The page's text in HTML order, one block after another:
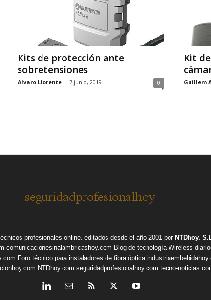
Kits de protección ante
sobretensiones
Alvaro Llorente - 7 junio, 2019 0
Kit
Guillem
profesionales online, editados desde el año 2001 por NTDhoy,
comunicacionesinalambricashoy.com Blog de tecnología Wireless
Foro técnico para instaladores de fibra óptica
NTDhoy.com seguridadprofesionalhoy.com tecno-